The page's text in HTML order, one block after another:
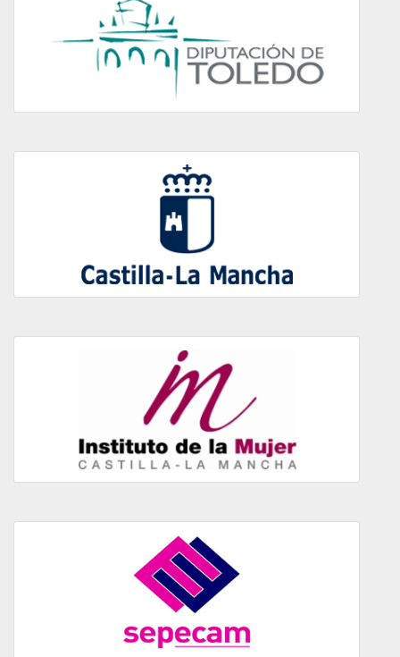
Terciario
Castilla-La Mancha
Instituto de la Mujer Castilla-La Mancha
SEPECAM